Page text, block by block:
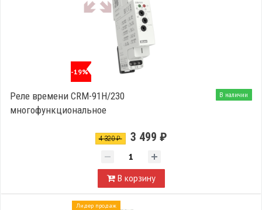
-19%
В наличии
Реле времени CRM-91H/230
многофункциональное
4 320 ₽ 3 499 ₽
В корзину
Лидер продаж